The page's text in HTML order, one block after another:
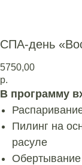
СПА-день
5750,00
р.
В программу
Пилинг на
расуле
Обертывание